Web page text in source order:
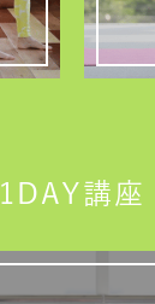
1DAY講座